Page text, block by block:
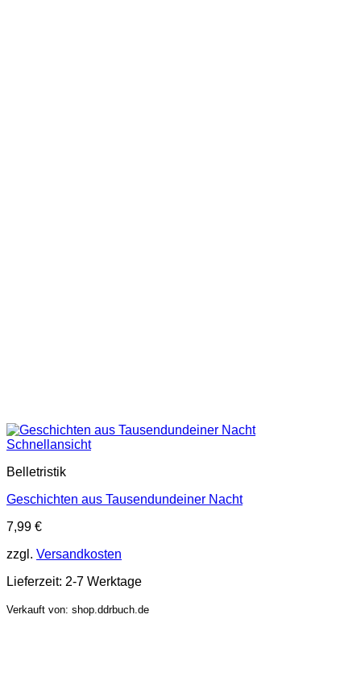
Schnellansicht
Belletristik
Geschichten aus Tausendundeiner Nacht
7,99 €
zzgl. Versandkosten
Lieferzeit: 2-7 Werktage
Verkauft von: shop.ddrbuch.de